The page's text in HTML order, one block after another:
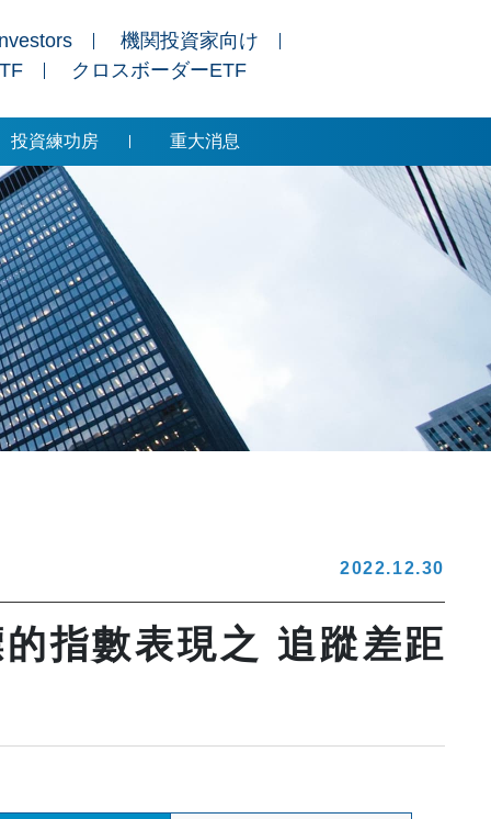
機関投資家向け
クロスボーダーETF
投資練功房 重大消息
2022.12.30
指數表現之 追蹤差距